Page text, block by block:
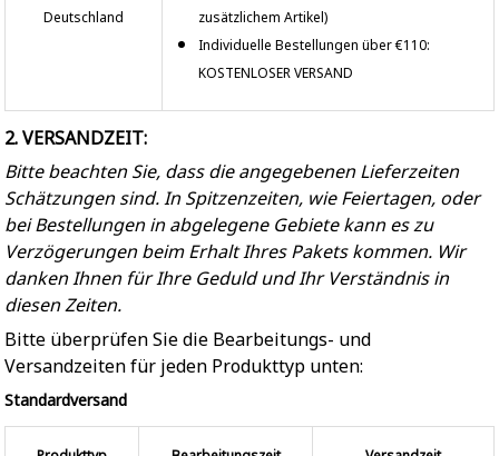
Deutschland
zusätzlichem Artikel)
Individuelle Bestellungen über €110:
KOSTENLOSER VERSAND
2. VERSANDZEIT:
Bitte beachten Sie, dass die angegebenen Lieferzeiten
Schätzungen sind. In Spitzenzeiten, wie Feiertagen, oder
bei Bestellungen in abgelegene Gebiete kann es zu
Verzögerungen beim Erhalt Ihres Pakets kommen. Wir
danken Ihnen für Ihre Geduld und Ihr Verständnis in
diesen Zeiten.
Bitte überprüfen Sie die Bearbeitungs- und
Versandzeiten für jeden Produkttyp unten:
Standardversand